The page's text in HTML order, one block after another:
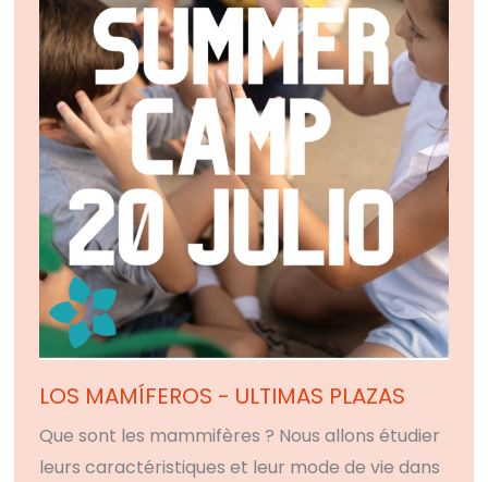
LOS MAMÍFEROS - ULTIMAS PLAZAS
Que sont les mammifères ? Nous allons étudier
leurs caractéristiques et leur mode de vie dans